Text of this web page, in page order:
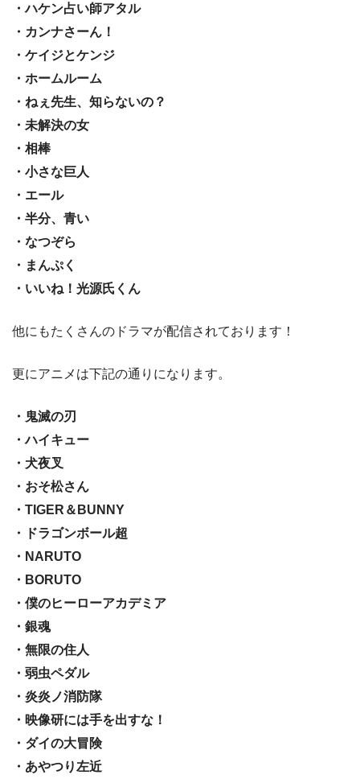
・ハケン占い師アタル
・カンナさーん！
・ケイジとケンジ
・ホームルーム
・ねぇ先生、知らないの？
・未解決の女
・相棒
・小さな巨人
・エール
・半分、青い
・なつぞら
・まんぷく
・いいね！光源氏くん
他にもたくさんのドラマが配信されております！
更にアニメは下記の通りになります。
・鬼滅の刃
・ハイキュー
・犬夜叉
・おそ松さん
・TIGER＆BUNNY
・ドラゴンボール超
・NARUTO
・BORUTO
・僕のヒーローアカデミア
・銀魂
・無限の住人
・弱虫ペダル
・炎炎ノ消防隊
・映像研には手を出すな！
・ダイの大冒険
・あやつり左近